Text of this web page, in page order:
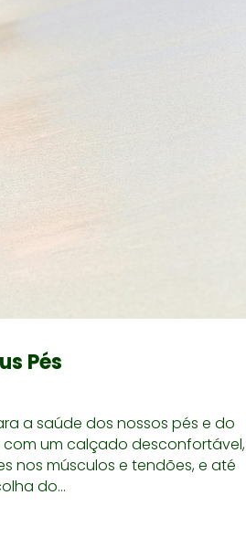
Pés
a saúde dos nossos pés e do
um calçado desconfortável,
nos músculos e tendões, e até
do...